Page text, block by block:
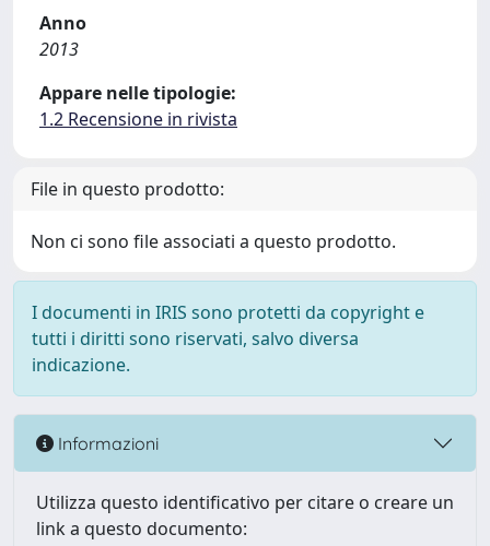
Anno
2013
Appare nelle tipologie:
1.2 Recensione in rivista
File in questo prodotto:
Non ci sono file associati a questo prodotto.
I documenti in IRIS sono protetti da copyright e
tutti i diritti sono riservati, salvo diversa
indicazione.
Informazioni
Utilizza questo identificativo per citare o creare un
link a questo documento: